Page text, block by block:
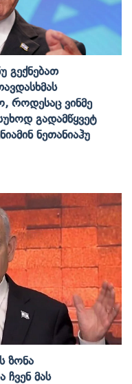
Გექნებათ
Როდესაც Ვინმე
Გადამწყვეტ
Ნეთანიაჰუ
Ზონა
Მას